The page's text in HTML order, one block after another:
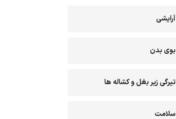
آرایشی
بوی بدن
تیرگی زیر بغل و کشاله ها
سلامت